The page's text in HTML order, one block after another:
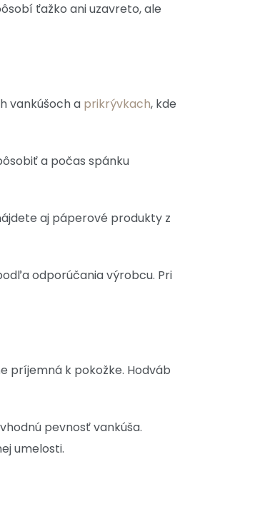
ťažko ani uzavreto, ale
vankúšoch a prikrývkach, kde
a počas spánku
aj páperové produkty z
odporúčania výrobcu. Pri
príjemná k pokožke. Hodváb
pevnosť vankúša.
umelosti.